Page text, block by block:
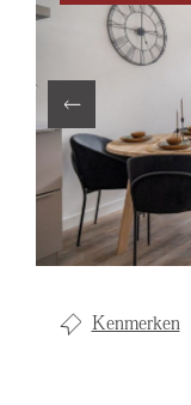
Kenmerken
Verhuurd
Aanhuur
Aankoop
Beheer
Verhuur
Nieuwbouw